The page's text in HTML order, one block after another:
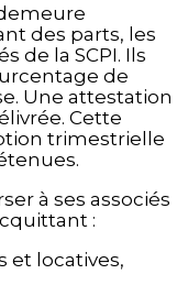
des parts, les
de la SCPI. Ils
de
Une attestation
Cette
trimestrielle
à ses associés
:
et locatives,